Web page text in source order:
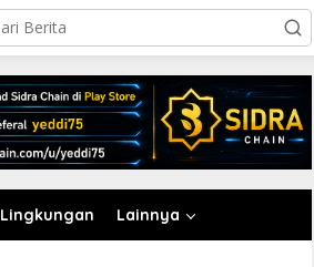
Lingkungan Lainnya